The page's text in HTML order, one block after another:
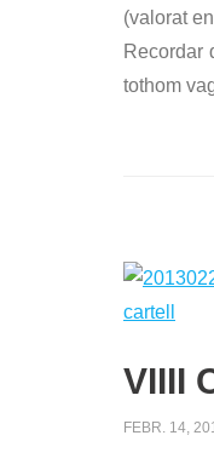
(valorat
Recordar
tothom
VIIII
FEBR. 14,